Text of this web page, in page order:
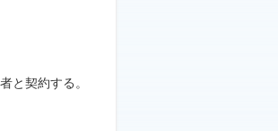
と契約する。